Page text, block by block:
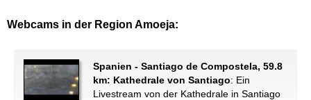
Webcams in der Region Amoeja:
Spanien - Santiago de Compostela, 59.8
km: Kathedrale von Santiago: Ein
Livestream von der Kathedrale in Santiago